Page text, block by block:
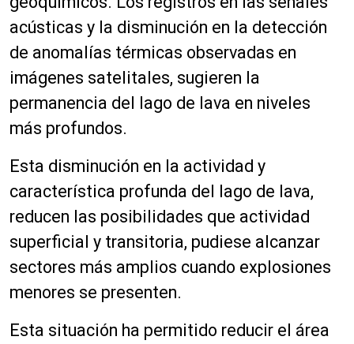
acústicas y la disminución en la detección
de anomalías térmicas observadas en
imágenes satelitales, sugieren la
permanencia del lago de lava en niveles
más profundos.
Esta disminución en la actividad y
característica profunda del lago de lava,
reducen las posibilidades que actividad
superficial y transitoria, pudiese alcanzar
sectores más amplios cuando explosiones
menores se presenten.
Esta situación ha permitido reducir el área